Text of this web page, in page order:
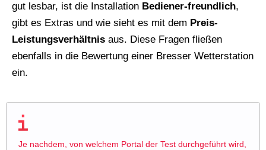
gut lesbar, ist die Installation Bediener-freundlich,
gibt es Extras und wie sieht es mit dem Preis-
Leistungsverhältnis aus. Diese Fragen fließen
ebenfalls in die Bewertung einer Bresser Wetterstation
ein.
Je nachdem, von welchem Portal der Test durchgeführt wird,